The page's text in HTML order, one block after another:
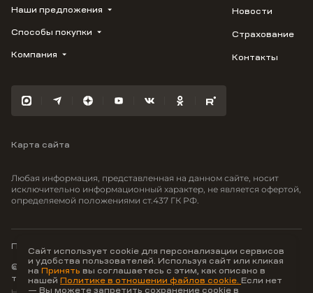
ВЕРН
1799
Флора
Южане
Моретта
Вместе
Наши предложения
Купить квартиру
Студию
3-комнатную
Способы покупки
Трейд-ин
100% оплата
Компания
Карьера
Новости
Страхование
Контакты
Карта сайта
Любая информация, представленная на данном сайте, носит
исключительно информационный характер, не является офертой,
определяемой положениями ст.437 ГК РФ.
© ООО Неоагентство, ИНН 9703176621,
тел.:+7 800 707-87-38
Политика конфиденциальности
Сайт использует cookie для персонализации сервисов
и удобства пользователей. Используя сайт или кликая
на Принять вы соглашаетесь с этим, как описано в
нашей Политике в отношении файлов cookie. Если нет
— Вы можете запретить сохранение cookie в